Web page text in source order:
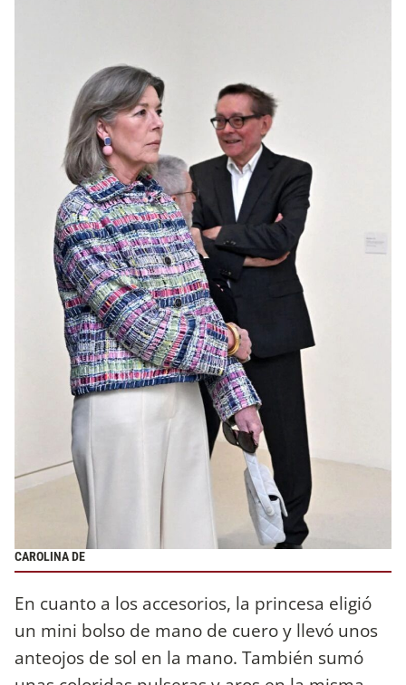
CAROLINA DE
En cuanto a los accesorios, la princesa eligió
un mini bolso de mano de cuero y llevó unos
anteojos de sol en la mano. También sumó